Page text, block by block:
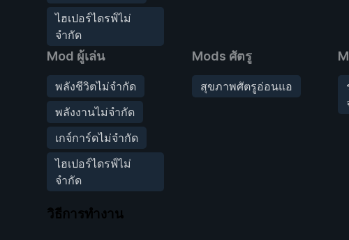
ไฮเปอร์ไดรฟ์ไม่
จำกัด
Mod ผู้เล่น
พลังชีวิตไม่จำกัด
พลังงานไม่จำกัด
เกจ์การ์ดไม่จำกัด
ไฮเปอร์ไดรฟ์ไม่
จำกัด
Mods ศัตรู
สุขภาพศัตรูอ่อนแอ
วิธีการทำงาน